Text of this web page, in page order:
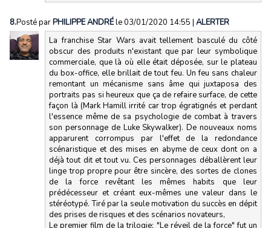
8.Posté parPHILIPPE ANDRÉle 03/01/2020 14:55 | ALERTER
La franchise Star Wars avait tellement basculé du côté
obscur des produits n'existant que par leur symbolique
commerciale, que là où elle était déposée, sur le plateau
du box-office, elle brillait de tout feu. Un feu sans chaleur
remontant un mécanisme sans âme qui juxtaposa des
portraits pas si heureux que ça de refaire surface, de cette
façon là (Mark Hamill irrité car trop égratignés et perdant
l'essence même de sa psychologie de combat à travers
son personnage de Luke Skywalker). De nouveaux noms
apparurent corrompus par l'effet de la redondance
scénaristique et des mises en abyme de ceux dont on a
déjà tout dit et tout vu. Ces personnages déballèrent leur
linge trop propre pour être sincère, des sortes de clones
de la force revêtant les mêmes habits que leur
prédécesseur et créant eux-mêmes une valeur dans le
stéréotypé. Tiré par la seule motivation du succès en dépit
des prises de risques et des scénarios novateurs,